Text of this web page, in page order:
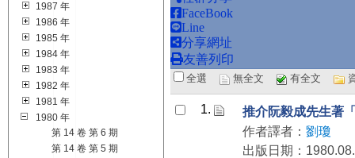
1987 年
1986 年
1985 年
1984 年
1983 年
1982 年
1981 年
1980 年
第 14 卷 第 6 期
第 14 卷 第 5 期
FaceBook
Line
分享網址
友善列印
全選 無全文 有全文
1.
推介阮毅成先生著
作者譯者： 劉瓊
出版日期：